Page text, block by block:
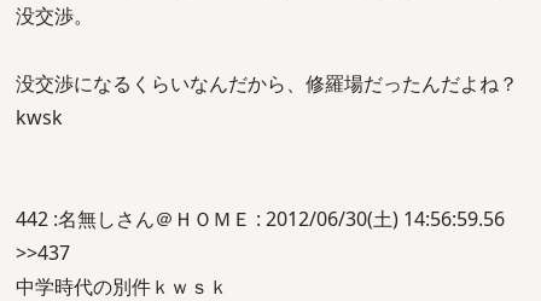
没交渉。
没交渉になるくらいなんだから、修羅場だったんだよね？
kwsk
442 :名無しさん＠ＨＯＭＥ : 2012/06/30(土) 14:56:59.56
>>437
中学時代の別件ｋｗｓｋ